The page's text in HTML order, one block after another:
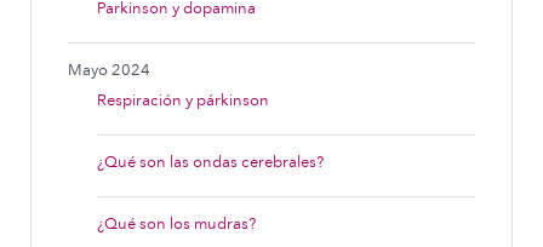
Parkinson y dopamina
Mayo 2024
Respiración y párkinson
¿Qué son las ondas cerebrales?
¿Qué son los mudras?